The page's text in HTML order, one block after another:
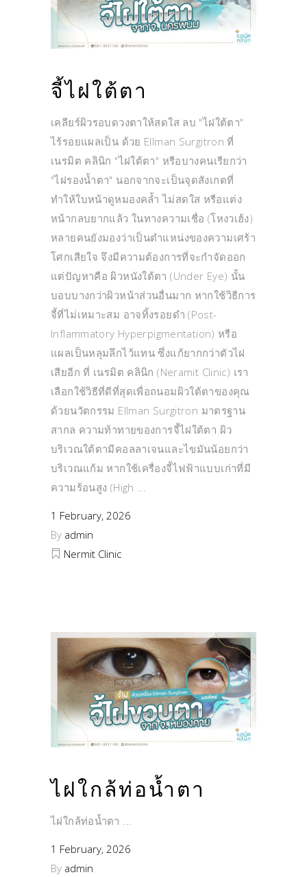
จี้ไฝใต้ตา
เคลียร์ผิวรอบดวงตาให้สดใส ลบ "ไฝใต้ตา"
ไร้รอยแผลเป็น ด้วย Ellman Surgitron ที่
เนรมิต คลินิก "ไฝใต้ตา" หรือบางคนเรียกว่า
"ไฝรองน้ำตา" นอกจากจะเป็นจุดสังเกตที่
ทำให้ใบหน้าดูหมองคล้ำ ไม่สดใส หรือแต่ง
หน้ากลบยากแล้ว ในทางความเชื่อ (โหงวเฮ้ง)
หลายคนยังมองว่าเป็นตำแหน่งของความเศร้า
โศกเสียใจ จึงมีความต้องการที่จะกำจัดออก
แต่ปัญหาคือ ผิวหนังใต้ตา (Under Eye) นั้น
บอบบางกว่าผิวหน้าส่วนอื่นมาก หากใช้วิธีการ
จี้ที่ไม่เหมาะสม อาจทิ้งรอยดำ (Post-
Inflammatory Hyperpigmentation) หรือ
แผลเป็นหลุมลึกไว้แทน ซึ่งแก้ยากกว่าตัวไฝ
เสียอีก ที่ เนรมิต คลินิก (Neramit Clinic) เรา
เลือกใช้วิธีที่ดีที่สุดเพื่อถนอมผิวใต้ตาของคุณ
ด้วยนวัตกรรม Ellman Surgitron มาตรฐาน
สากล ความท้าทายของการจี้ไฝใต้ตา ผิว
บริเวณใต้ตามีคอลลาเจนและไขมันน้อยกว่า
บริเวณแก้ม หากใช้เครื่องจี้ไฟฟ้าแบบเก่าที่มี
ความร้อนสูง (High
1 February, 2026
By admin
Nermit Clinic
ไฝใกล้ท่อน้ำตา
ไฝใกล้ท่อน้ำตา
1 February, 2026
By admin